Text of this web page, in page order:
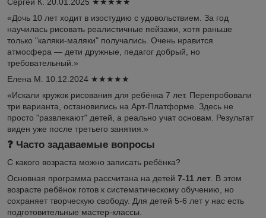
«Дочь 10 лет ходит в изостудию с удовольствием. За год
научилась рисовать реалистичные пейзажи, хотя раньше
только "каляки-маляки" получались. Очень нравится
атмосфера — дети дружные, педагог добрый, но
требовательный.»
Елена М.
10.12.2024 ★★★★★
«Искали кружок рисования для ребёнка 7 лет. Перепробовали
три варианта, остановились на Арт-Платформе. Здесь не
просто "развлекают" детей, а реально учат основам. Результат
виден уже после третьего занятия.»
❓ Часто задаваемые вопросы
С какого возраста можно записать ребёнка?
Основная программа рассчитана на детей 7-11 лет. В этом
возрасте ребёнок готов к систематическому обучению, но
сохраняет творческую свободу. Для детей 5-6 лет у нас есть
подготовительные мастер-классы.